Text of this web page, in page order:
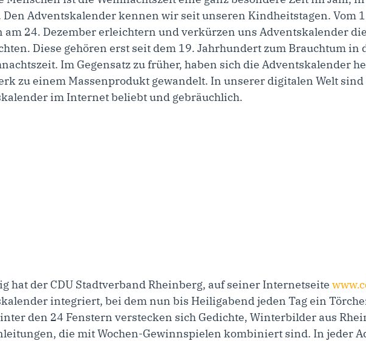
Den Adventskalender kennen wir seit unseren Kindheitstagen. Vom
am 24. Dezember erleichtern und verkürzen uns Adventskalender
Diese gehören erst seit dem 19. Jahrhundert zum Brauchtum in
Im Gegensatz zu früher, haben sich die Adventskalender
zu einem Massenprodukt gewandelt. In unserer digitalen Welt
im Internet beliebt und gebräuchlich.
hat der CDU Stadtverband Rheinberg, auf seiner Internetseite
integriert, bei dem nun bis Heiligabend jeden Tag ein
den 24 Fenstern verstecken sich Gedichte, Winterbilder aus
die mit Wochen-Gewinnspielen kombiniert sind. In jeder